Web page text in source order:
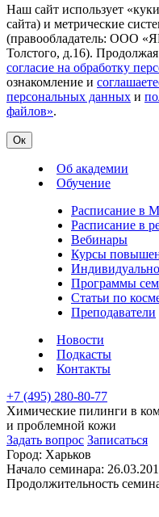
Наш сайт использует
сайта) и метрические
(правообладатель: ООО
Толстого, д.16).
согласие на обработку
ознакомление и
персональных данных и
файлов».
Ок
Об академии
Обучение
Расписание в
Расписание в
Вебинары
Курсы
Программы
Статьи по
Преподаватели
Новости
Подкасты
Контакты
+7 (495) 280-80-77
Химические пилинги в
и проблемной кожи
Задать вопрос Записаться
Город: Харьков
Начало семинара:
Продолжительность